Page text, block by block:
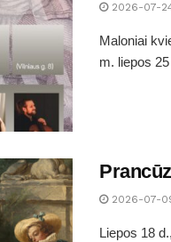
2026-07-
Maloniai
m. liepos
2026-07-
Liepos 18